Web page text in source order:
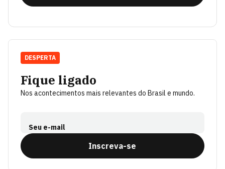
Fique ligado
Nos acontecimentos mais relevantes do Brasil e mundo.
Seu e-mail
Inscreva-se
DESPERTA